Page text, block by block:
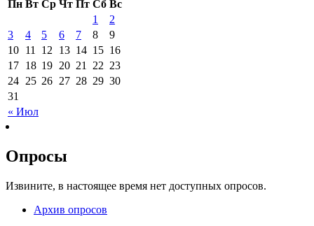
Пн Вт Ср Чт Пт Сб Вс
« Июл
1
2
3
4 5 6 7 8
9
10 11 12 13 14 15 16
17 18 19 20 21 22 23
24 25 26 27 28 29 30
31
Опросы
Извините, в настоящее время нет доступных опросов.
Архив опросов